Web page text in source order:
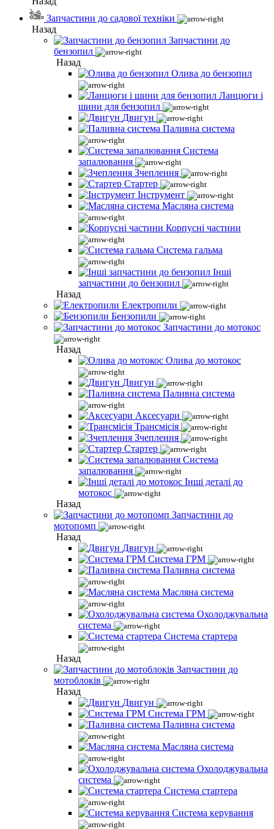
Запчастини до садової техніки
Назад
Запчастини до
бензопил
Назад
Олива до бензопил
Ланцюги і
шини для бензопил
Двигун
Паливна система
Система
запалювання
Зчеплення
Стартер
Інструмент
Масляна система
Корпусні частини
Система гальма
Інші
запчастини до бензопил
Назад
Електропили
Бензопили
Запчастини до мотокос
Назад
Олива до мотокос
Двигун
Паливна система
Аксесуари
Трансмісія
Зчеплення
Стартер
Система
запалювання
Інші деталі до
мотокос
Назад
Запчастини до
мотопомп
Назад
Двигун
Система ГРМ
Паливна система
Масляна система
Охолоджувальна
система
Система стартера
Назад
Запчастини до
мотоблоків
Назад
Двигун
Система ГРМ
Паливна система
Масляна система
Охолоджувальна
система
Система стартера
Система керування